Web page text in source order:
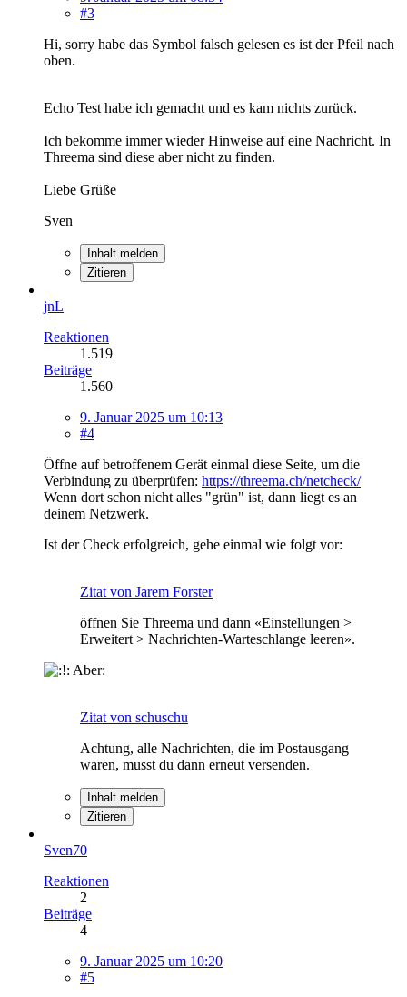
#3
Hi, sorry habe das Symbol falsch gelesen es ist der Pfeil nach
oben.
Echo Test habe ich gemacht und es kam nichts zurück.
Ich bekomme immer wieder Hinweise auf eine Nachricht. In
Threema sind diese aber nicht zu finden.
Liebe Grüße
Sven
Inhalt melden
Zitieren
jnL
Reaktionen
1.519
Beiträge
1.560
9. Januar 2025 um 10:13
#4
Öffne auf betroffenem Gerät einmal diese Seite, um die
Verbindung zu überprüfen: https://threema.ch/netcheck/
Wenn dort schon nicht alles "grün" ist, dann liegt es an
deinem Netzwerk.
Ist der Check erfolgreich, gehe einmal wie folgt vor:
Zitat von Jarem Forster
öffnen Sie Threema und dann «Einstellungen >
Erweitert > Nachrichten-Warteschlange leeren».
Aber:
Zitat von schuschu
Achtung, alle Nachrichten, die im Postausgang
waren, musst du dann erneut versenden.
Inhalt melden
Zitieren
Sven70
Reaktionen
2
Beiträge
4
9. Januar 2025 um 10:20
#5